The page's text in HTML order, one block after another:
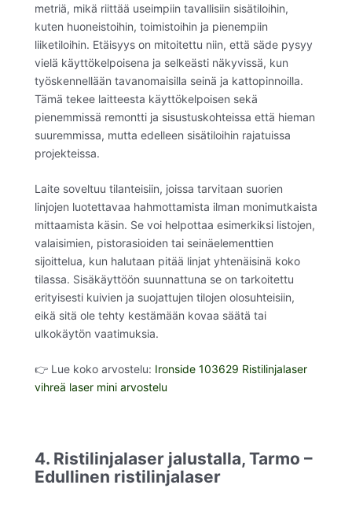
metriä, mikä riittää useimpiin tavallisiin sisätiloihin,
kuten huoneistoihin, toimistoihin ja pienempiin
liiketiloihin. Etäisyys on mitoitettu niin, että säde pysyy
vielä käyttökelpoisena ja selkeästi näkyvissä, kun
työskennellään tavanomaisilla seinä ja kattopinnoilla.
Tämä tekee laitteesta käyttökelpoisen sekä
pienemmissä remontti ja sisustuskohteissa että hieman
suuremmissa, mutta edelleen sisätiloihin rajatuissa
projekteissa.
Laite soveltuu tilanteisiin, joissa tarvitaan suorien
linjojen luotettavaa hahmottamista ilman monimutkaista
mittaamista käsin. Se voi helpottaa esimerkiksi listojen,
valaisimien, pistorasioiden tai seinäelementtien
sijoittelua, kun halutaan pitää linjat yhtenäisinä koko
tilassa. Sisäkäyttöön suunnattuna se on tarkoitettu
erityisesti kuivien ja suojattujen tilojen olosuhteisiin,
eikä sitä ole tehty kestämään kovaa säätä tai
ulkokäytön vaatimuksia.
👉 Lue koko arvostelu: Ironside 103629 Ristilinjalaser
vihreä laser mini arvostelu
4. Ristilinjalaser jalustalla, Tarmo –
Edullinen ristilinjalaser